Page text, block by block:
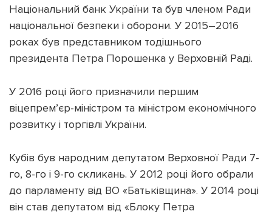
Національний банк України та був членом Ради
національної безпеки і оборони. У 2015–2016
роках був представником тодішнього
президента Петра Порошенка у Верховній Раді.
У 2016 році його призначили першим
віцепрем’єр-міністром та міністром економічного
розвитку і торгівлі України.
Кубів був народним депутатом Верховної Ради 7-
го, 8-го і 9-го скликань. У 2012 році його обрали
до парламенту від ВО «Батьківщина». У 2014 році
він став депутатом від «Блоку Петра